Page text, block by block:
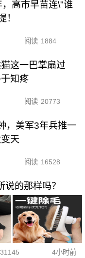
高市早苗连\"谁
！
阅读 1884
这一巴掌扇过
知疼
阅读 20773
，美军3年兵推一
天
阅读 16528
的那样吗？
31145 4小时前